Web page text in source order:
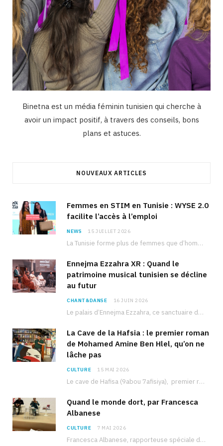
Binetna est un média féminin tunisien qui cherche à
avoir un impact positif, à travers des conseils, bons
plans et astuces.
NOUVEAUX ARTICLES
Femmes en STIM en Tunisie : WYSE 2.0
facilite l’accès à l’emploi
NEWS 15 JUILLET 2026
La Tunisie forme plus de femmes que d’hommes dans les filières scientifiques. Pourtant, pour beaucoup…
Ennejma Ezzahra XR : Quand le
patrimoine musical tunisien se décline
au futur
CHANT&DANSE 16 JUIN 2026
Le palais d’Ennejma Ezzahra, ce sanctuaire de la musique tunisienne et méditerranéenne construit par le…
La Cave de la Hafsia : le premier roman
de Mohamed Amine Ben Hlel, qu’on ne
lâche pas
CULTURE 15 MAI 2026
Le cave de Hafisa (9abou 7afisiya), premier roman du journaliste tunisien Mohamed Amine Ben Hlel,…
Quand le monde dort, par Francesca
Albanese
CULTURE 7 MAI 2026
Francesca Albanese, rapporteuse spéciale de l’ONU sur les territoires palestiniens occupés, était à Tunis pour…